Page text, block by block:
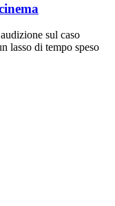
sul caso
lasso di tempo speso